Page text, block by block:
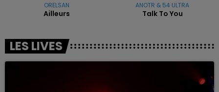
ORELSAN
Ailleurs
ANOTR & 54 ULTRA
Talk To You
LES LIVES